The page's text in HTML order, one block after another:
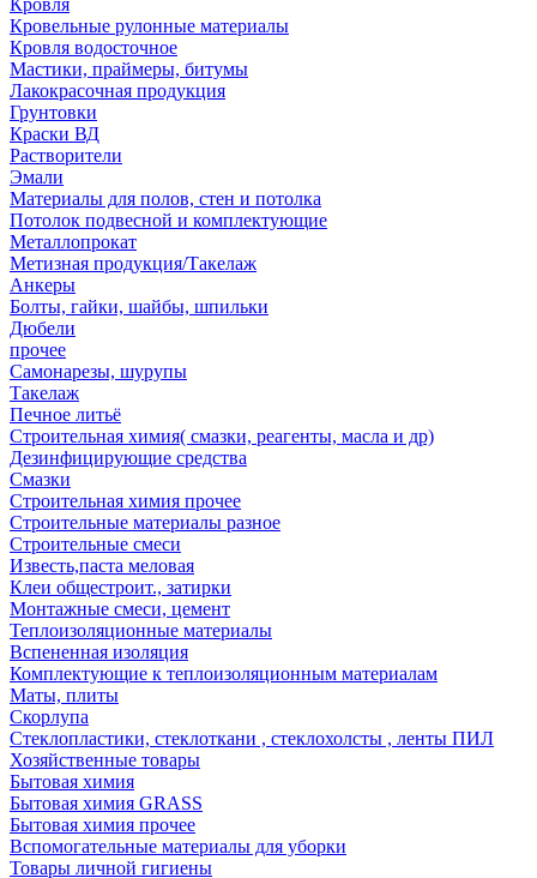
Кровля
Кровельные рулонные материалы
Кровля водосточное
Мастики, праймеры, битумы
Лакокрасочная продукция
Грунтовки
Краски ВД
Растворители
Эмали
Материалы для полов, стен и потолка
Потолок подвесной и комплектующие
Металлопрокат
Метизная продукция/Такелаж
Анкеры
Болты, гайки, шайбы, шпильки
Дюбели
прочее
Самонарезы, шурупы
Такелаж
Печное литьё
Строительная химия( смазки, реагенты, масла и др)
Дезинфицирующие средства
Смазки
Строительная химия прочее
Строительные материалы разное
Строительные смеси
Известь,паста меловая
Клеи общестроит., затирки
Монтажные смеси, цемент
Теплоизоляционные материалы
Вспененная изоляция
Комплектующие к теплоизоляционным материалам
Маты, плиты
Скорлупа
Стеклопластики, стеклоткани , стеклохолсты , ленты ПИЛ
Хозяйственные товары
Бытовая химия
Бытовая химия GRASS
Бытовая химия прочее
Вспомогательные материалы для уборки
Товары личной гигиены